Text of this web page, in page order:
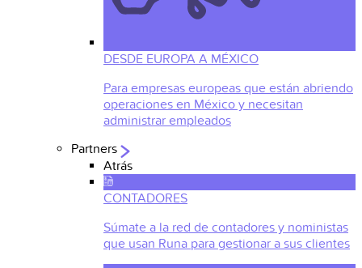
DESDE EUROPA A MÉXICO
Para empresas europeas que están abriendo
operaciones en México y necesitan
administrar empleados
Partners
Atrás
CONTADORES
Súmate a la red de contadores y noministas
que usan Runa para gestionar a sus clientes